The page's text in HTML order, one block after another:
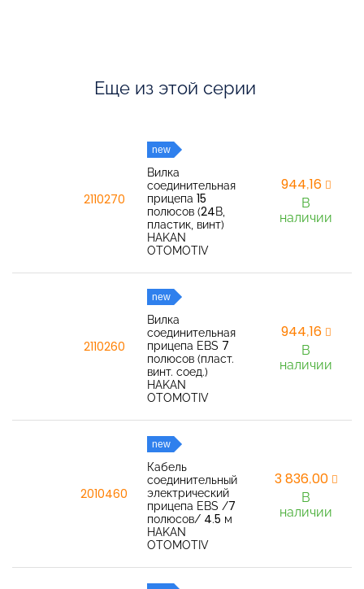
Еще из этой серии
2110270
new
Вилка
соединительная
прицепа 15
полюсов (24В,
пластик, винт)
HAKAN
OTOMOTIV
944,16
В
наличии
2110260
new
Вилка
соединительная
прицепа EBS 7
полюсов (пласт.
винт. соед.)
HAKAN
OTOMOTIV
944,16
В
наличии
2010460
new
Кабель
соединительный
электрический
прицепа EBS /7
полюсов/ 4.5 м
HAKAN
OTOMOTIV
3 836,00
В
наличии